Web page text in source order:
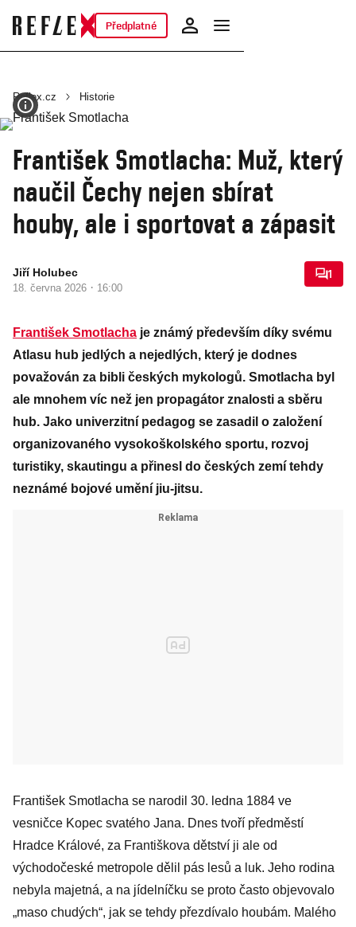
Předplatné
Reflex.cz Historie
František Smotlacha: Muž, který
naučil Čechy nejen sbírat
houby, ale i sportovat a zápasit
Jiří Holubec
18. června 2026 · 16:00
1
František Smotlacha je známý především díky svému
Atlasu hub jedlých a nejedlých, který je dodnes
považován za bibli českých mykologů. Smotlacha byl
ale mnohem víc než jen propagátor znalosti a sběru
hub. Jako univerzitní pedagog se zasadil o založení
organizovaného vysokoškolského sportu, rozvoj
turistiky, skautingu a přinesl do českých zemí tehdy
neznámé bojové umění jiu-jitsu.
František Smotlacha se narodil 30. ledna 1884 ve
vesničce Kopec svatého Jana. Dnes tvoří předměstí
Hradce Králové, za Františkova dětství ji ale od
východočeské metropole dělil pás lesů a luk. Jeho rodina
nebyla majetná, a na jídelníčku se proto často objevovalo
„maso chudých“, jak se tehdy přezdívalo houbám. Malého